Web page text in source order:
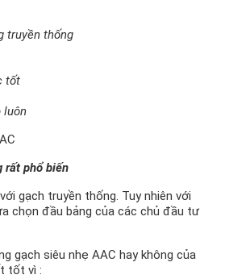
truyền thống
tốt
luôn
rất phổ biến
gạch truyền thống. Tuy nhiên với
chọn đầu bảng của các chủ đầu tư
gạch siêu nhẹ AAC hay không của
tốt vì :